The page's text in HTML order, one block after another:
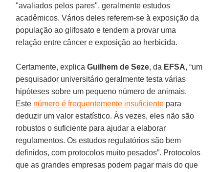
"avaliados pelos pares", geralmente estudos
acadêmicos. Vários deles referem-se à exposição da
população ao glifosato e tendem a provar uma
relação entre câncer e exposição ao herbicida.
Certamente, explicaGuilhem de Seze, da EFSA, “um
pesquisador universitário geralmente testa várias
hipóteses sobre um pequeno número de animais.
Este número é frequentemente insuficiente para
deduzir um valor estatístico. Às vezes, eles não são
robustos o suficiente para ajudar a elaborar
regulamentos. Os estudos regulatórios são bem
definidos, com protocolos muito pesados”. Protocolos
que as grandes empresas podem pagar mais do que